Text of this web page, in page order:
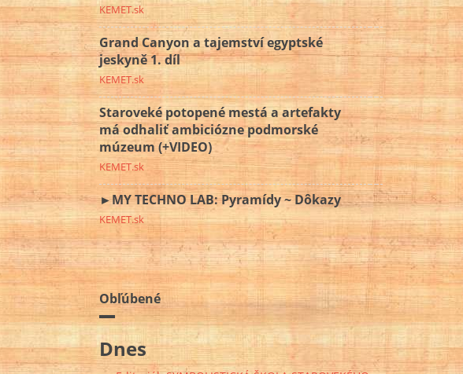
KEMET.sk
Grand Canyon a tajemství egyptské
jeskyně 1. díl
KEMET.sk
Staroveké potopené mestá a artefakty
má odhaliť ambiciózne podmorské
múzeum (+VIDEO)
KEMET.sk
►MY TECHNO LAB: Pyramídy ~ Dôkazy
KEMET.sk
Obľúbené
Dnes